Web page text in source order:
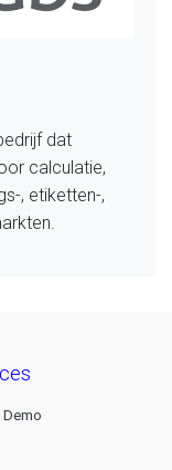
dat
calculatie,
, etiketten-,
Demo